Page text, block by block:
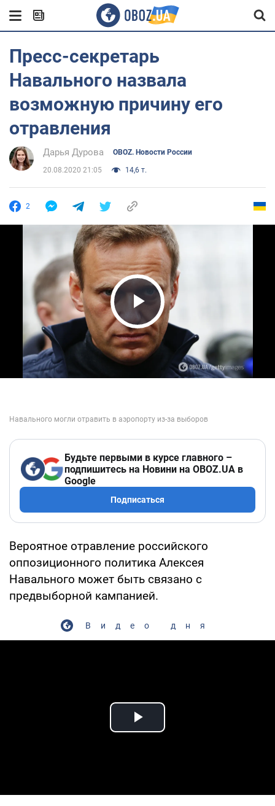
Пресс-секретарь
Навального назвала
возможную причину его
отравления
Дарья Дурова OBOZ. Новости России
20.08.2020 21:05 14,6 т.
2
Play Video
Будьте первыми в курсе главного –
подпишитесь на Новини на OBOZ.UA в
Google
Подписаться
Вероятное отравление российского
оппозиционного политика Алексея
Навального может быть связано с
предвыборной кампанией.
Видео дня
Play Video